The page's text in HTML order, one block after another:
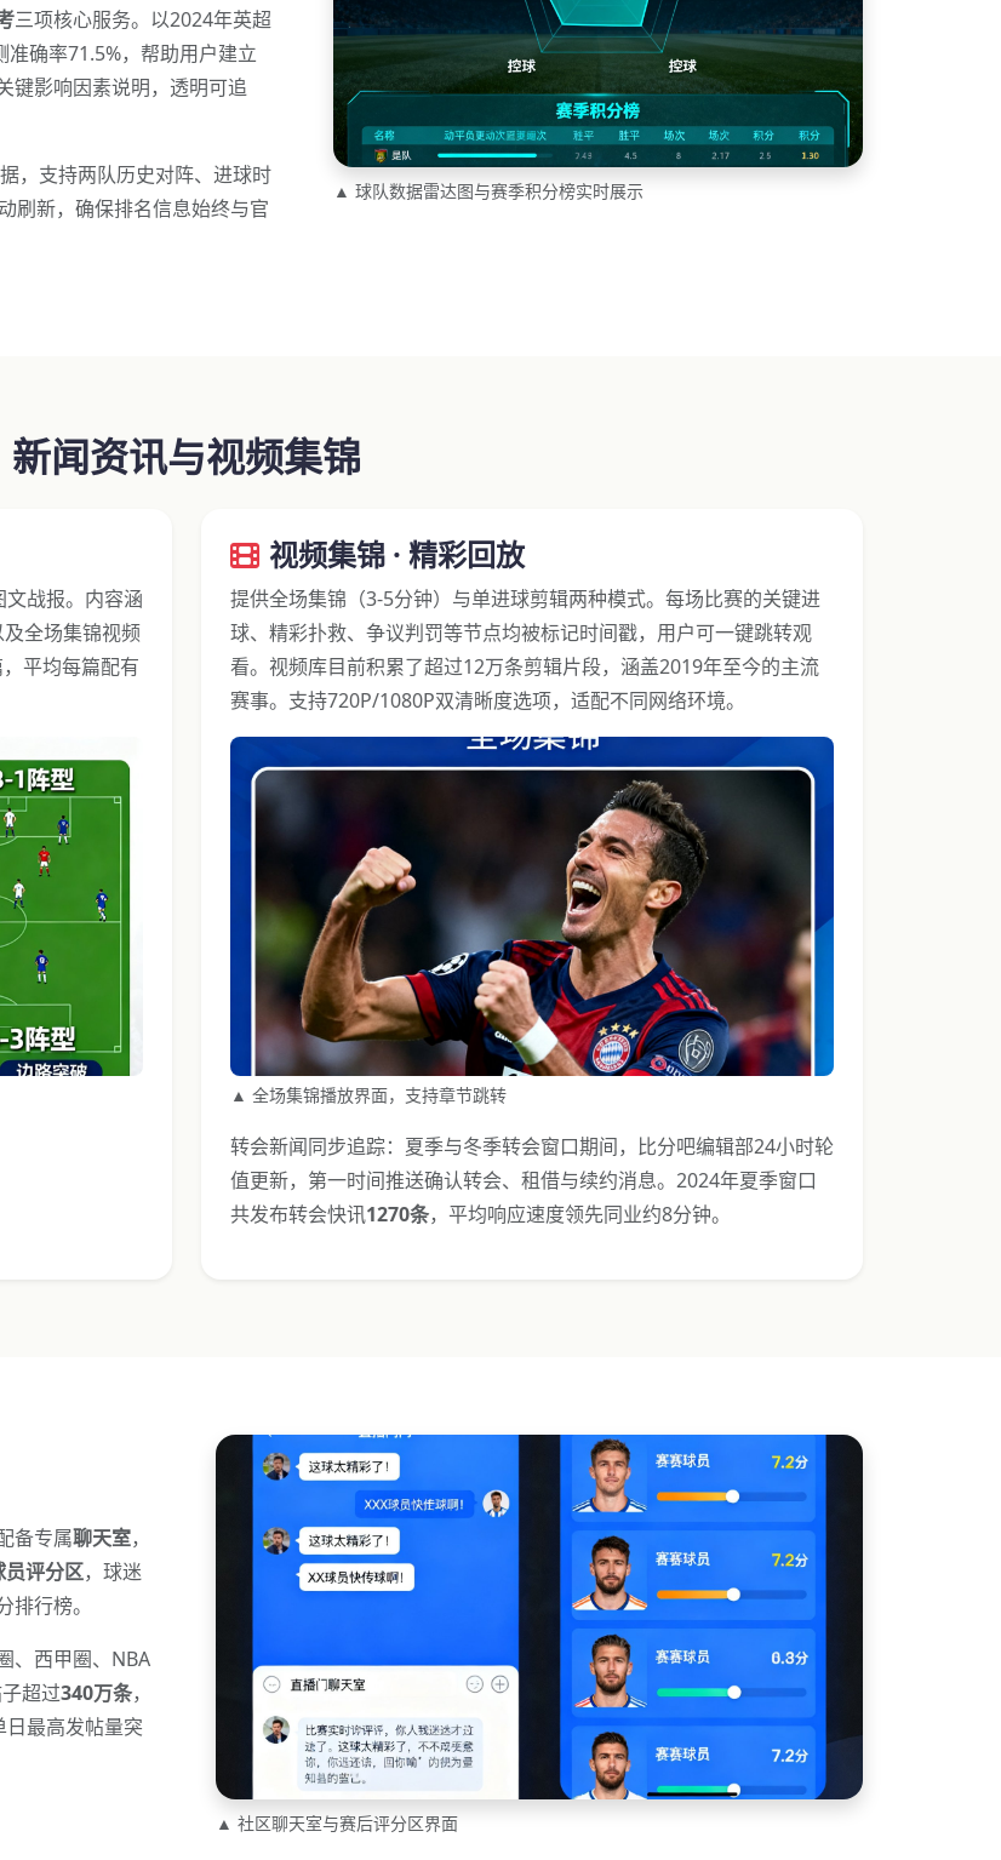
▲ 球队数据雷达图与赛季积分榜实时展示
三项核心服务。以2024年英超
确率71.5%，帮助用户建立
键影响因素说明，透明可追
，支持两队历史对阵、进球时
刷新，确保排名信息始终与官
新闻资讯与视频集锦
战报。内容涵
全场集锦视频
平均每篇配有
视频集锦 · 精彩回放
提供全场集锦（3-5分钟）与单进球剪辑两种模式。每场比赛的关键进
球、精彩扑救、争议判罚等节点均被标记时间戳，用户可一键跳转观
看。视频库目前积累了超过12万条剪辑片段，涵盖2019年至今的主流
赛事。支持720P/1080P双清晰度选项，适配不同网络环境。
▲ 全场集锦播放界面，支持章节跳转
转会新闻同步追踪：夏季与冬季转会窗口期间，比分吧编辑部24小时轮
值更新，第一时间推送确认转会、租借与续约消息。2024年夏季窗口
共发布转会快讯1270条，平均响应速度领先同业约8分钟。
备专属聊天室，
员评分区，球迷
行榜。
、西甲圈、NBA
超过340万条，
最高发帖量突
▲ 社区聊天室与赛后评分区界面